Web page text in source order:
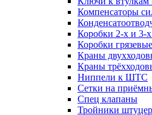
Компенсаторы
Коробки 2-х и 3-
Коробки грязевые
Краны
Краны
Ниппели к ШТС
Сетки на
Спец клапаны
Тройники